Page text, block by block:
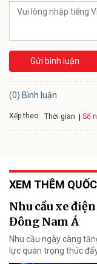
Gửi bình luận
(0) Bình luận
Xếp theo: Thời gian Số
XEM THÊM
Nhu cầu xe
Đông Nam Á
Nhu cầu ngày càng
lực quan trọng thúc